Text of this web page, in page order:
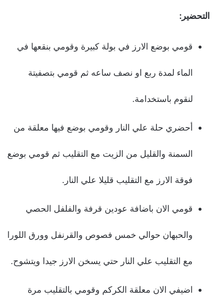
التحضير:
قومي بوضع الارز في بولة كبيرة وقومي بنقعها في
الماء لمدة ربع او نصف ساعه ثم قومي بتصفيتة
لنقوم باستخدامة.
أحضري حلة علي النار وقومي بوضع فيها معلقة من
السمنة والقليل من الزيت مع التقليب ثم قومي بوضع
فوقة الارز مع التقليب قليلا علي النار.
قومي الان باضافة عودين قرفة والفلفل الحصي
والحبهان حوالي خمس فصوص والقرنفل وورق اللورا
مع التقليب علي النار حتي يسخن الارز جيدا ويتشوح.
اضيفي الان معلقة الكركم وقومي بالتقليب مرة